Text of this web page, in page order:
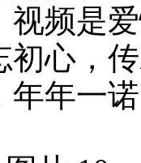
视频是
初心，
年年一